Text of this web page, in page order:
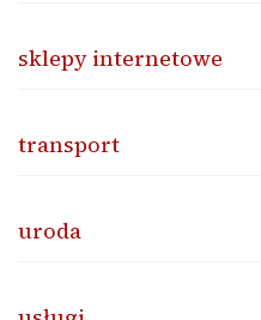
sklepy internetowe
transport
uroda